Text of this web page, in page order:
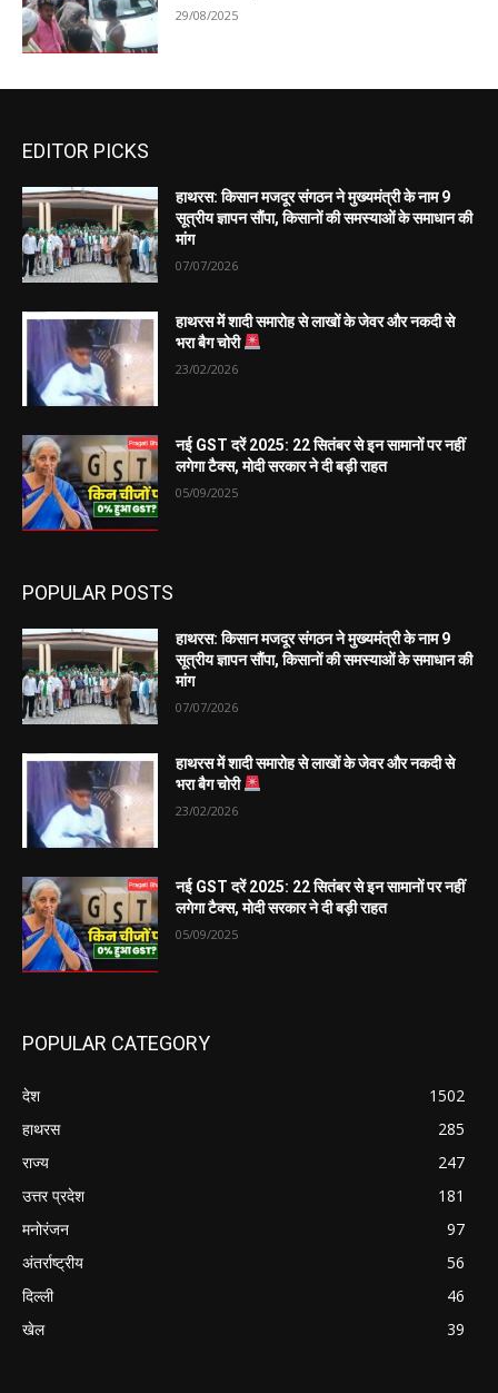
29/08/2025
EDITOR PICKS
हाथरस: किसान मजदूर संगठन ने मुख्यमंत्री के नाम 9
सूत्रीय ज्ञापन सौंपा, किसानों की समस्याओं के समाधान की
मांग
07/07/2026
हाथरस में शादी समारोह से लाखों के जेवर और नकदी से
भरा बैग चोरी
23/02/2026
नई GST दरें 2025: 22 सितंबर से इन सामानों पर नहीं
लगेगा टैक्स, मोदी सरकार ने दी बड़ी राहत
05/09/2025
POPULAR POSTS
हाथरस: किसान मजदूर संगठन ने मुख्यमंत्री के नाम 9
सूत्रीय ज्ञापन सौंपा, किसानों की समस्याओं के समाधान की
मांग
07/07/2026
हाथरस में शादी समारोह से लाखों के जेवर और नकदी से
भरा बैग चोरी
23/02/2026
नई GST दरें 2025: 22 सितंबर से इन सामानों पर नहीं
लगेगा टैक्स, मोदी सरकार ने दी बड़ी राहत
05/09/2025
POPULAR CATEGORY
देश
1502
हाथरस
285
राज्य
247
उत्तर प्रदेश
181
मनोरंजन
97
अंतर्राष्ट्रीय
56
दिल्ली
46
खेल
39